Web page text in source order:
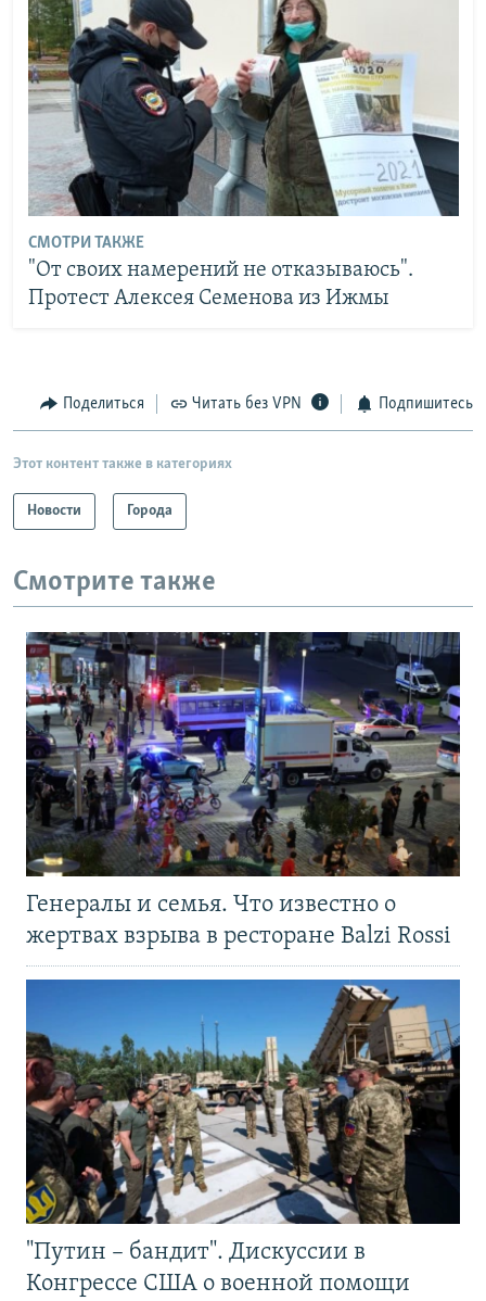
СМОТРИ ТАКЖЕ
"От своих намерений не отказываюсь".
Протест Алексея Семенова из Ижмы
Поделиться Читать без VPN Подпишитесь
Этот контент также в категориях
Новости Города
Смотрите также
Генералы и семья. Что известно о
жертвах взрыва в ресторане Balzi Rossi
"Путин – бандит". Дискуссии в
Конгрессе США о военной помощи